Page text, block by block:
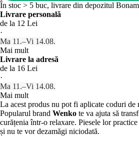
În stoc > 5 buc, livrare din depozitul
Livrare personală
de la 12 Lei
·
Ma 11.–Vi 14.08.
Mai mult
Livrare la adresă
de la 16 Lei
·
Ma 11.–Vi 14.08.
Mai mult
La acest produs nu pot fi aplicate coduri de
Popularul brand Wenko te va ajuta să
curățenia într-o relaxare. Piesele lor
și nu te vor dezamăgi niciodată.